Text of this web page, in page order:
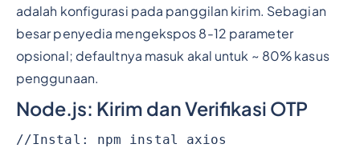
adalah konfigurasi pada panggilan kirim. Sebagian
besar penyedia mengekspos 8-12 parameter
opsional; defaultnya masuk akal untuk ~ 80% kasus
penggunaan.
Node.js: Kirim dan Verifikasi OTP
//Instal: npm instal axios